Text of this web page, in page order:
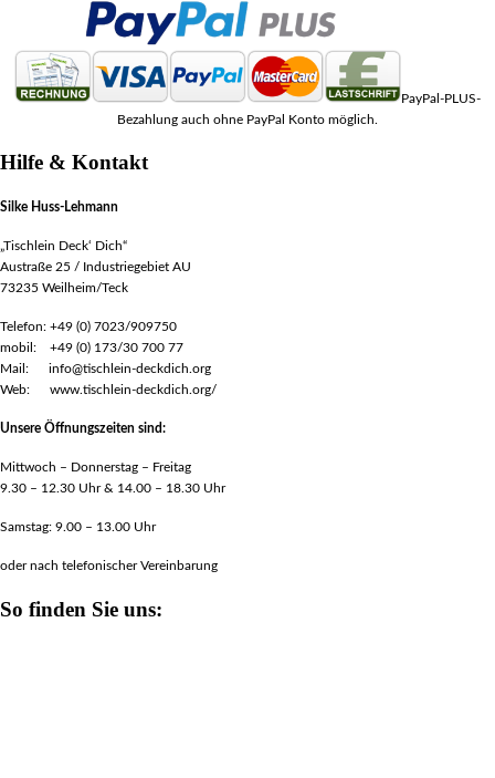
PayPal-PLUS-
Bezahlung auch ohne PayPal Konto möglich.
Hilfe & Kontakt
Silke Huss-Lehmann
„Tischlein Deck‘ Dich“
Austraße 25 / Industriegebiet AU
73235 Weilheim/Teck
Telefon: +49 (0) 7023/909750
mobil: +49 (0) 173/30 700 77
Mail: info@tischlein-deckdich.org
Web: www.tischlein-deckdich.org/
Unsere Öffnungszeiten sind:
Mittwoch – Donnerstag – Freitag
9.30 – 12.30 Uhr & 14.00 – 18.30 Uhr
Samstag: 9.00 – 13.00 Uhr
oder nach telefonischer Vereinbarung
So finden Sie uns: